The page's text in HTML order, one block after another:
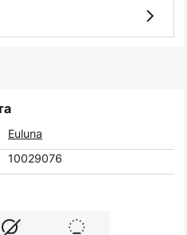
Euluna
10029076